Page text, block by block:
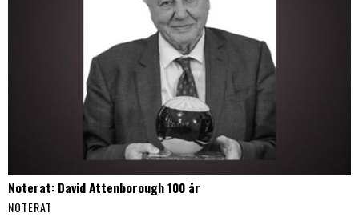
Noterat: David Attenborough 100 år
NOTERAT